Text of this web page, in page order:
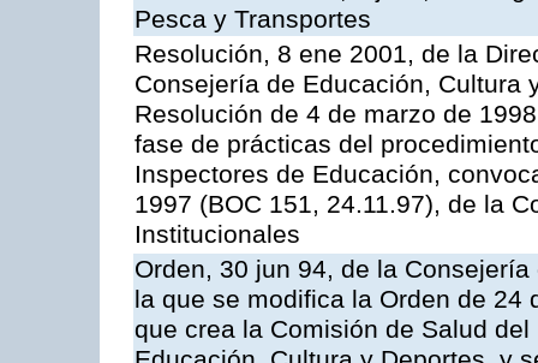
Pesca y Transportes
Resolución, 8 ene 2001, de la
Consejería de Educación, Cultura
Resolución de 4 de marzo de
fase de prácticas del
Inspectores de Educación,
1997 (BOC 151, 24.11.97), de la
Institucionales
Orden, 30 jun 94, de la
la que se modifica la Orden de 24
que crea la Comisión de Salud